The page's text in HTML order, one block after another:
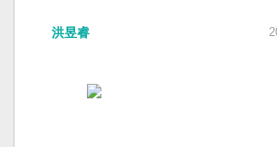
洪昱睿